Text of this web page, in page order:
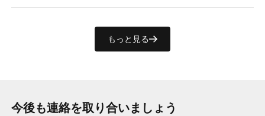
もっと見る
今後も連絡を取り合いましょう